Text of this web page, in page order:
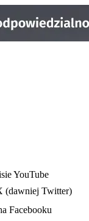
YouTube
(dawniej Twitter)
Facebooku